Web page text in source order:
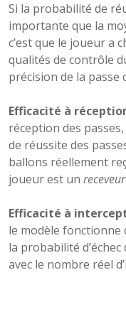
Si la probabilité de
importante que la
c’est que le joueur a
qualités de contrôle
précision de la passe
Efficacité à
réception des
de réussite des
ballons réellement
joueur est un receveur
Efficacité à
le modèle fonctionne
la probabilité
avec le nombre réel